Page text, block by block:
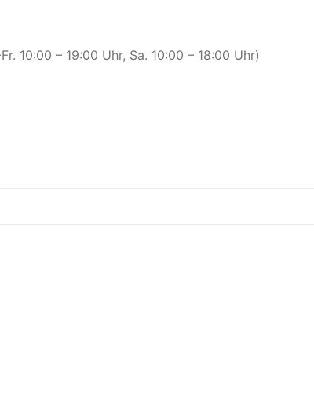
10:00 – 19:00 Uhr, Sa. 10:00 – 18:00 Uhr)